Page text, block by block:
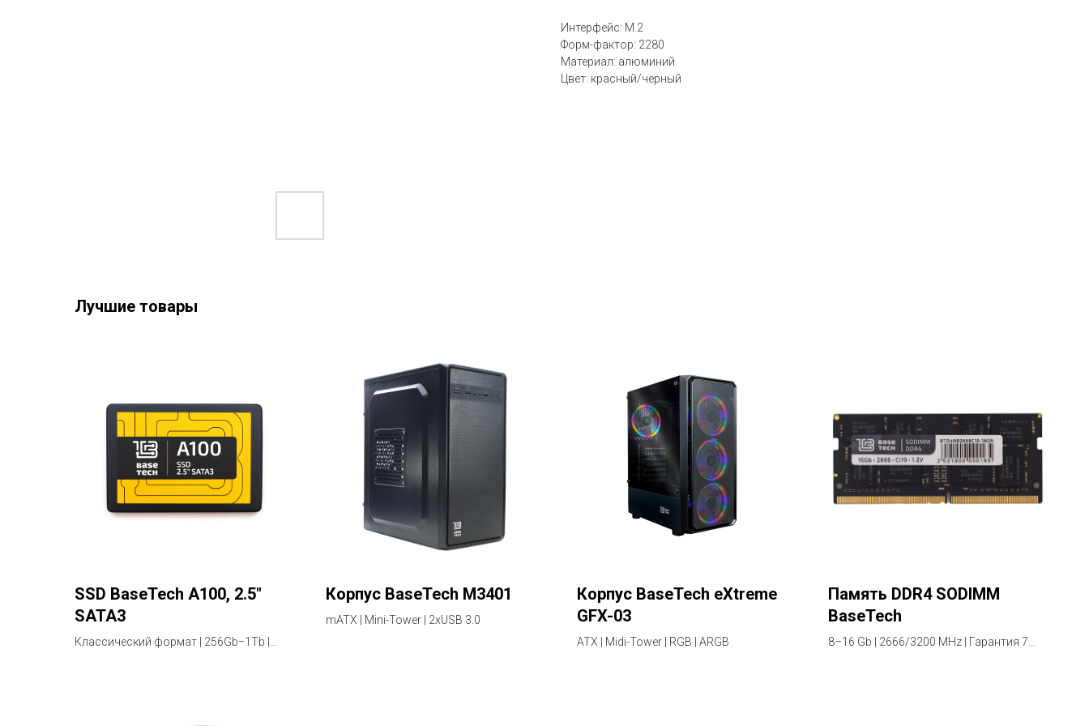
Интерфейс: M.2
Форм-фактор: 2280
Материал: алюминий
Цвет: красный/черный
Лучшие товары
SSD BaseTech A100, 2.5"
SATA3
Классический формат | 256Gb−1Tb |
Корпус BaseTech M3401
mATX | Mini-Tower | 2xUSB 3.0
Корпус BaseTech eXtreme
GFX-03
ATX | Midi-Tower | RGB | ARGB
Память DDR4 SODIMM
BaseTech
8–16 Gb | 2666/3200 MHz | Гарантия 7